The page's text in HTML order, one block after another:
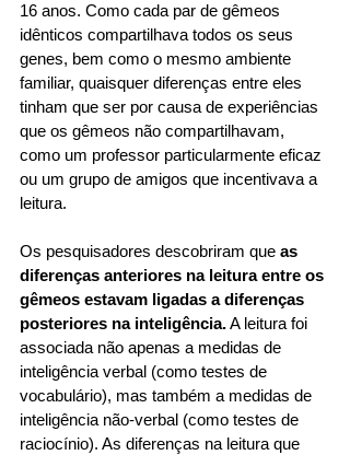
16 anos. Como cada par de gêmeos
idênticos compartilhava todos os seus
genes, bem como o mesmo ambiente
familiar, quaisquer diferenças entre eles
tinham que ser por causa de experiências
que os gêmeos não compartilhavam,
como um professor particularmente eficaz
ou um grupo de amigos que incentivava a
leitura.
Os pesquisadores descobriram que as
diferenças anteriores na leitura entre os
gêmeos estavam ligadas a diferenças
posteriores na inteligência. A leitura foi
associada não apenas a medidas de
inteligência verbal (como testes de
vocabulário), mas também a medidas de
inteligência não-verbal (como testes de
raciocínio). As diferenças na leitura que